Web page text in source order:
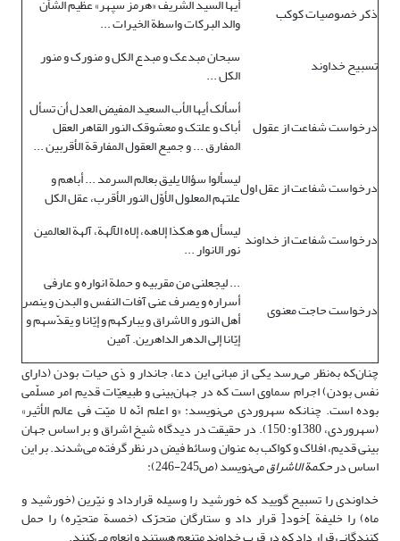
ذکر خصوصیات کوکب
أیها السید الشریف «هرمز سپهر» عظیم الشأن
والد البرکات واسطة الخیرات ...
تسبیح خداوند
سبحان مبدعک و مبدع الکل و منورک و منور
الکل ...
درخواست شفاعت از عقول
أسألک أیها الأب السعید المفیض العدل أن تسأل
أباک و علتک و معشوقک النور القاهر العقل
المفارق ... و جمیع العقول المفارقة الأقربین ...
درخواست شفاعت از عقل اوللیسألوا سؤالا یلیق بعالم السرمد ... أباهم و
علتهم المعلول الأوّل النور الأقرب، عقل الکل
درخواست شفاعت از خداوند لیسأل هو هکذا إلاهه، إلاه الآلهة، آلهة العالمین
نور الانوار ...
درخواست حاجت معنوی
... لیجعلنی من مقربیه و حملة انواره و عارفی
أسراره و یصرف عنی آفات النفس و البدن و ینصر
أهل النور و الاشراق و یبارکهم و إیّانا و یقدّسهم و
إیّانا إلی الدهر الداهرین. آمین
چنان‌که به‌نظر می‌رسد یکی از مبانی این دعا، جاندار و ذی حیات بودن (دارای
نفس بودن) اجرام سماوی است که در جهان‌بینی و طبیعیّات قدیم امر مسلّمی
بوده است. چنانکه سهروردی می‌نویسد: «و اعلم انّه لا میّت فى عالم الأثیر»
(سهروردی، 1380و: 150). در حقیقت در دیدگاه شیخ اشراق و بر اساس جهان
بینی قدیم، افلاک و کواکب به عنوان وسائط فیض در نظر گرفته می‌شدند. بر این
اساس درحکمة الاشراقمی‌نویسد (ص245-246):
خداوندی را تسبیح گویید که خورشید را وسیله قرارداد و نیّرین (خورشید و
ماه) را خلیفة ]خود[ قرار داد و ستارگان متحرّک (خمسة متحیّره) را حمل